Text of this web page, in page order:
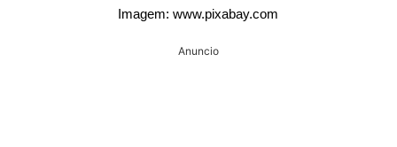
Imagem: www.pixabay.com
Anuncio